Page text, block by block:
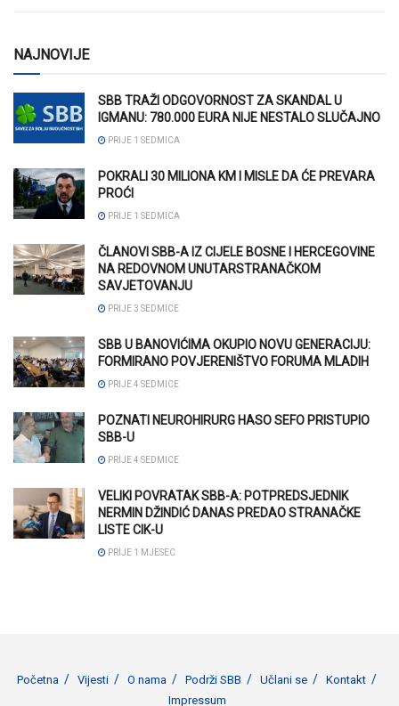
NAJNOVIJE
SBB TRAŽI ODGOVORNOST ZA SKANDAL U
IGMANU: 780.000 EURA NIJE NESTALO SLUČAJNO
PRIJE 1 SEDMICA
POKRALI 30 MILIONA KM I MISLE DA ĆE PREVARA
PROĆI
PRIJE 1 SEDMICA
ČLANOVI SBB-A IZ CIJELE BOSNE I HERCEGOVINE
NA REDOVNOM UNUTARSTRANAČKOM
SAVJETOVANJU
PRIJE 3 SEDMICE
SBB U BANOVIĆIMA OKUPIO NOVU GENERACIJU:
FORMIRANO POVJERENIŠTVO FORUMA MLADIH
PRIJE 4 SEDMICE
POZNATI NEUROHIRURG HASO SEFO PRISTUPIO
SBB-U
PRIJE 4 SEDMICE
VELIKI POVRATAK SBB-A: POTPREDSJEDNIK
NERMIN DŽINDIĆ DANAS PREDAO STRANAČKE
LISTE CIK-U
PRIJE 1 MJESEC
Početna Vijesti O nama Podrži SBB Učlani se
Kontakt
Impressum